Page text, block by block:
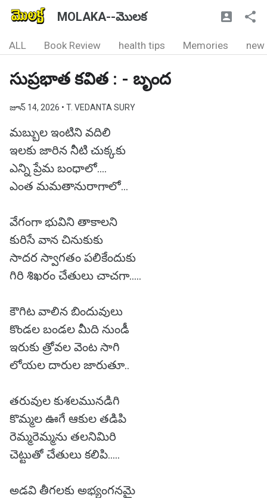
MOLAKA--మొలక
ALL Book Review health tips Memories new
సుప్రభాత కవిత : - బృంద
జూన్ 14, 2026 • T. VEDANTA SURY
మబ్బుల ఇంటిని వదిలి
ఇలకు జారిన నీటి చుక్కకు
ఎన్ని ప్రేమ బంధాలో....
ఎంత మమతానురాగాలో...
వేగంగా భువిని తాకాలని
కురిసే వాన చినుకుకు
సాదర స్వాగతం పలికేందుకు
గిరి శిఖరం చేతులు చాచగా.....
కౌగిట వాలిన బిందువులు
కొండల బండల మీది నుండీ
ఇరుకు త్రోవల వెంట సాగి
లోయల దారుల జారుతూ..
తరువుల కుశలమునడిగి
కొమ్మల ఊగే ఆకుల తడిపి
రెమ్మరెమ్మను తలనిమిరి
చెట్టుతో చేతులు కలిపి.....
అడవి తీగలకు అభ్యంగనమై